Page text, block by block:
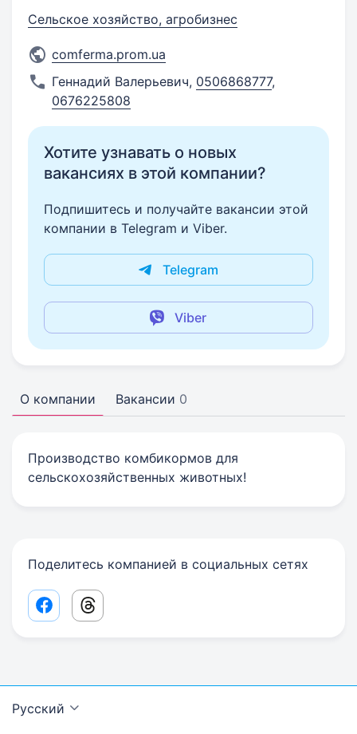
Сельское хозяйство, агробизнес
comferma.prom.ua
Геннадий Валерьевич, 0506868777,
0676225808
Хотите узнавать о новых
вакансиях в этой компании?
Подпишитесь и получайте вакансии этой
компании в Telegram и Viber.
Telegram
Viber
О компании Вакансии 0
Производство комбикормов для
сельскохозяйственных животных!
Поделитесь компанией в социальных сетях
Facebook share link
Threads share link
Русский